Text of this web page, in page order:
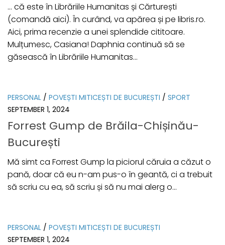
… că este în Librăriile Humanitas și Cărturești
(comandă aici). În curând, va apărea și pe libris.ro.
Aici, prima recenzie a unei splendide cititoare.
Mulțumesc, Casiana! Daphnia continuă să se
găsească în Librăriile Humanitas...
PERSONAL / POVEȘTI MITICEȘTI DE BUCUREȘTI / SPORT
SEPTEMBER 1, 2024
Forrest Gump de Brăila-Chișinău-
București
Mă simt ca Forrest Gump la piciorul căruia a căzut o
pană, doar că eu n-am pus-o în geantă, ci a trebuit
să scriu cu ea, să scriu și să nu mai alerg o...
PERSONAL / POVEȘTI MITICEȘTI DE BUCUREȘTI
SEPTEMBER 1, 2024